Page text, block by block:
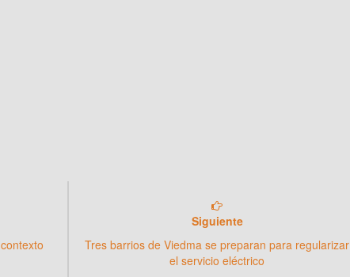
Siguiente
Tres barrios de Viedma se preparan para regularizar
el servicio eléctrico